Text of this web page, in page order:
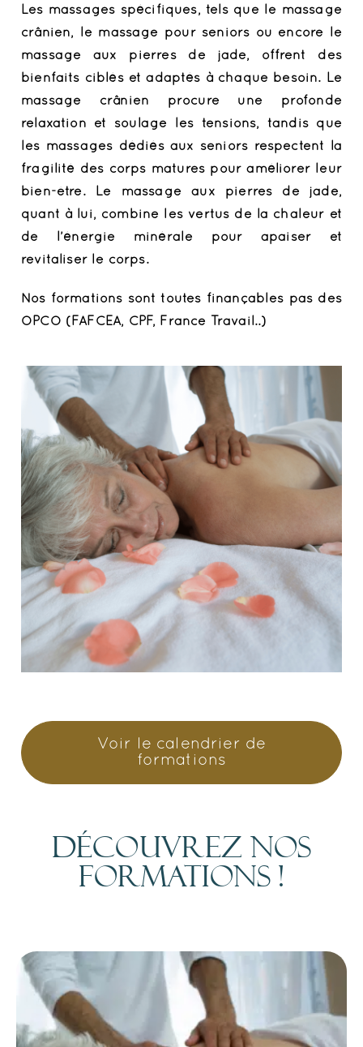
Les massages spécifiques, tels que le massage
crânien, le massage pour seniors ou encore le
massage aux pierres de jade, offrent des
bienfaits ciblés et adaptés à chaque besoin. Le
massage crânien procure une profonde
relaxation et soulage les tensions, tandis que
les massages dédiés aux seniors respectent la
fragilité des corps matures pour améliorer leur
bien-être. Le massage aux pierres de jade,
quant à lui, combine les vertus de la chaleur et
de l’énergie minérale pour apaiser et
revitaliser le corps.
Nos formations sont toutes finançables pas des
OPCO (FAFCEA, CPF, France Travail..)
Voir le calendrier de
formations
Découvrez nos
formations !